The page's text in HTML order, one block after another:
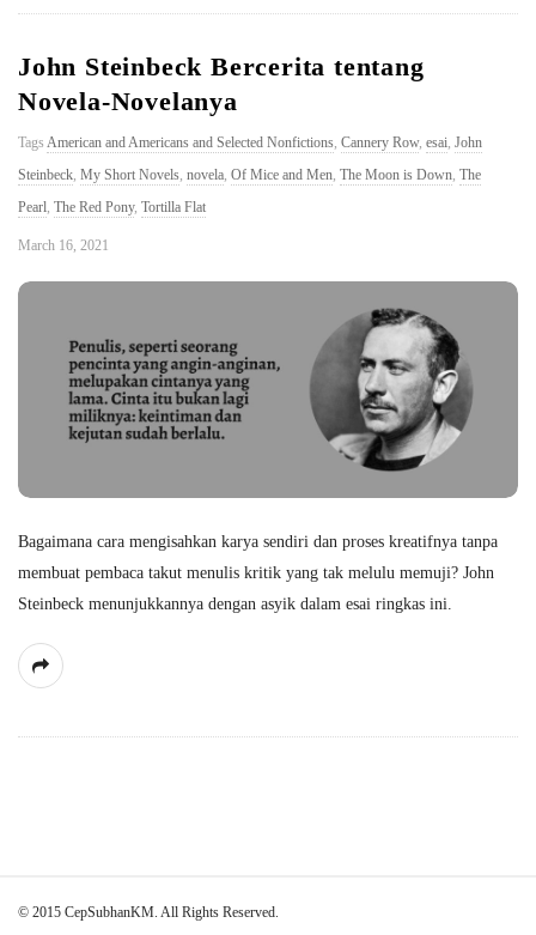
John Steinbeck Bercerita tentang
Novela-Novelanya
Tags American and Americans and Selected Nonfictions Cannery Row, esai John
Steinbeck My Short Novels novela Of Mice and Men The Moon is Down The
Pearl The Red Pony, Tortilla Flat
March 16, 2021
Bagaimana cara mengisahkan karya sendiri dan proses kreatifnya tanpa
membuat pembaca takut menulis kritik yang tak melulu memuji? John
Steinbeck menunjukkannya dengan asyik dalam esai ringkas ini.
© 2015 CepSubhanKM. All Rights Reserved.